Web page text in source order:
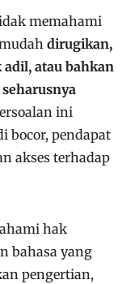
memahami
dirugikan,
atau bahkan
ini
bocor, pendapat
akses terhadap
hak
bahasa yang
pengertian,